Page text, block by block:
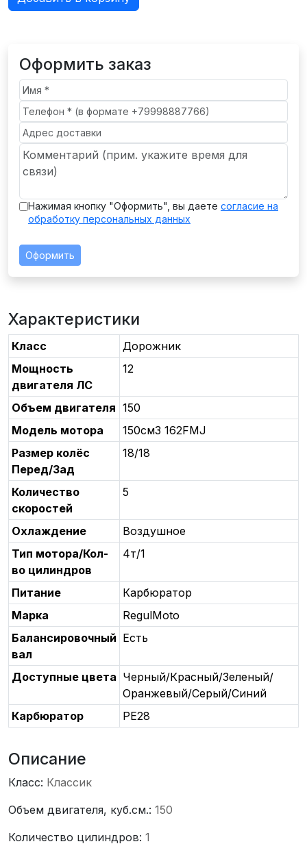
Оформить заказ
Нажимая кнопку "Оформить", вы даете согласие на
обработку персональных данных
Оформить
Характеристики
Класс
Дорожник
Мощность
двигателя ЛС
12
Объем двигателя 150
Модель мотора
150см3 162FMJ
Размер колёс
Перед/Зад
18/18
Количество
скоростей
5
Охлаждение
Воздушное
Тип мотора/Кол-
во цилиндров
4т/1
Питание
Карбюратор
Марка
RegulMoto
Балансировочный
вал
Есть
Доступные цвета Черный/Красный/Зеленый/
Оранжевый/Серый/Синий
Карбюратор
PE28
Описание
Класс: Классик
Объем двигателя, куб.см.: 150
Количество цилиндров: 1